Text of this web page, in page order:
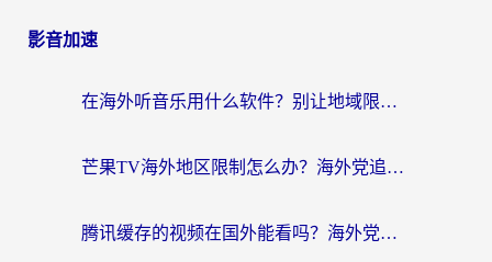
影音加速
在海外听音乐用什么软件？别让地域限制断了你的华语歌单
芒果TV海外地区限制怎么办？海外党追剧看片的实用加速器选择指南
腾讯缓存的视频在国外能看吗？海外党追剧看片的终极解决方案